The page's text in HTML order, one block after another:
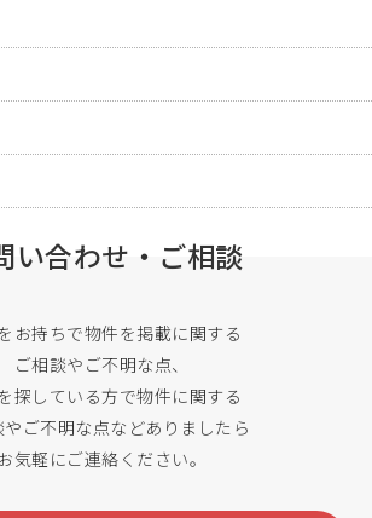
い合わせ・ご相談
お持ちで物件を掲載に関する
ご相談やご不明な点、
探している方で物件に関する
やご不明な点などありましたら
お気軽にご連絡ください。